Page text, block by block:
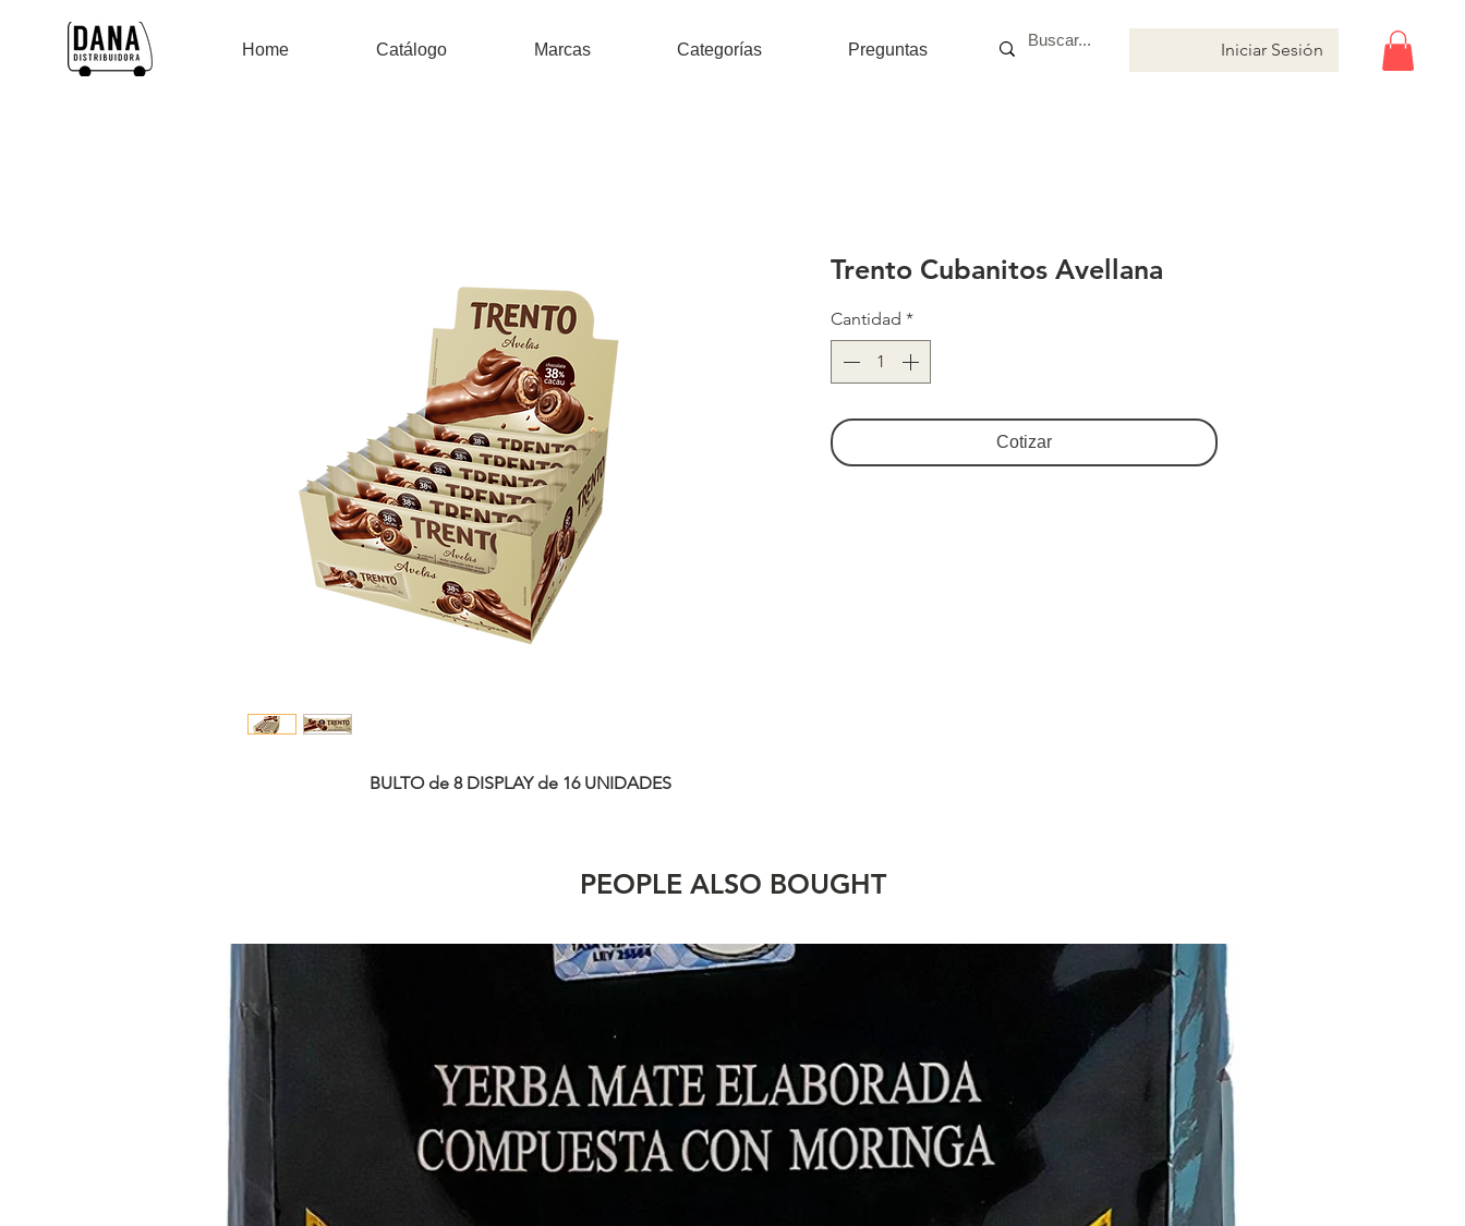
Home Catálogo Marcas Categorías Preguntas Iniciar Sesión
BULTO de 8 DISPLAY de 16 UNIDADES
Trento Cubanitos Avellana
Cantidad *
Cotizar
PEOPLE ALSO BOUGHT